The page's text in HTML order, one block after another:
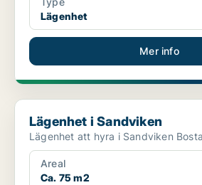
Lägenhet
Mer info
Lägenhet i Sandviken
Lägenhet i Sandviken
Lägenhet
Areal
Ca. 75 m2